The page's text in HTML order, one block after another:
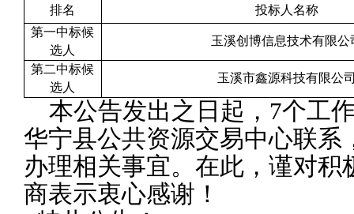
排名
投标人名称
第一中标候
选人
玉溪创博信息技术有限公
第二中标候
选人
玉溪市鑫源科技有限公
本公告发出之日起， 7个工
华宁县公共资源交易中心联系
办理相关事宜。在此，谨对积
商表示衷心感谢！